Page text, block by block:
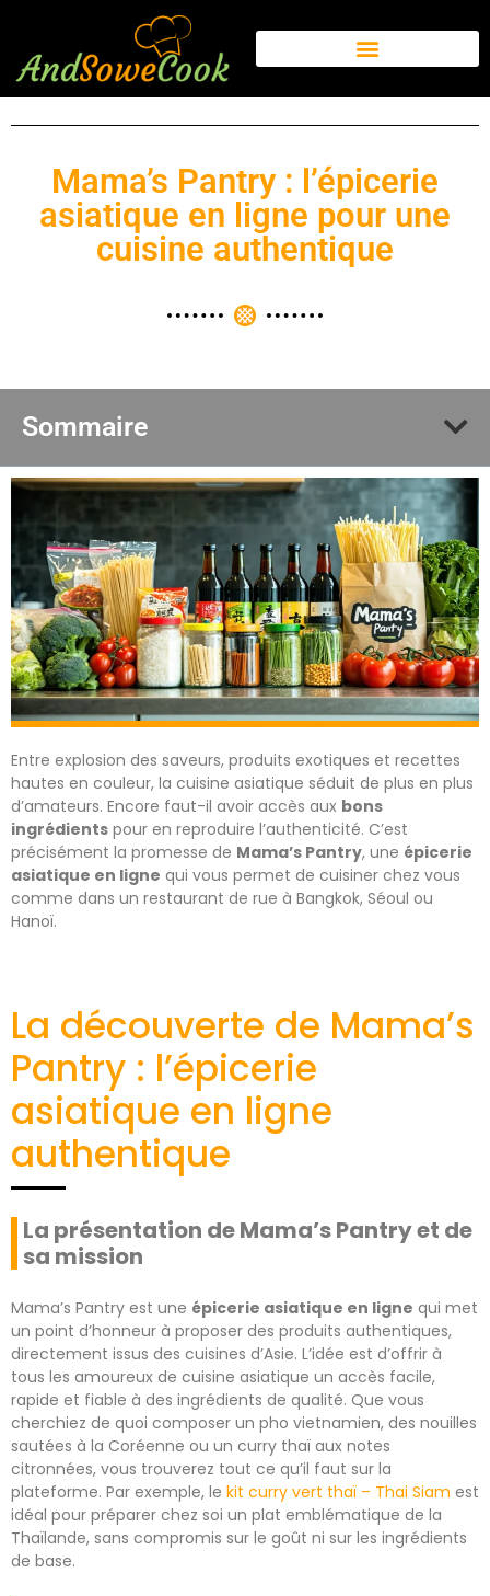
Mama’s Pantry : l’épicerie
asiatique en ligne pour une
cuisine authentique
Sommaire
Entre explosion des saveurs, produits exotiques et recettes
hautes en couleur, la cuisine asiatique séduit de plus en plus
d’amateurs. Encore faut-il avoir accès aux bons
ingrédients pour en reproduire l’authenticité. C’est
précisément la promesse de Mama’s Pantry, une épicerie
asiatique en ligne qui vous permet de cuisiner chez vous
comme dans un restaurant de rue à Bangkok, Séoul ou
Hanoï.
La découverte de Mama’s
Pantry : l’épicerie
asiatique en ligne
authentique
La présentation de Mama’s Pantry et de
sa mission
Mama’s Pantry est une épicerie asiatique en ligne qui met
un point d’honneur à proposer des produits authentiques,
directement issus des cuisines d’Asie. L’idée est d’offrir à
tous les amoureux de cuisine asiatique un accès facile,
rapide et fiable à des ingrédients de qualité. Que vous
cherchiez de quoi composer un pho vietnamien, des nouilles
sautées à la Coréenne ou un curry thaï aux notes
citronnées, vous trouverez tout ce qu’il faut sur la
plateforme. Par exemple, le kit curry vert thaï – Thai Siam est
idéal pour préparer chez soi un plat emblématique de la
Thaïlande, sans compromis sur le goût ni sur les ingrédients
de base.